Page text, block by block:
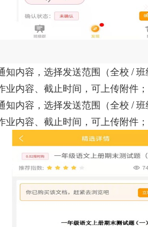
知内容，选择发送范围（全校 /
业内容、截止时间，可上传附件
知内容，选择发送范围（全校 /
业内容、截止时间，可上传附件